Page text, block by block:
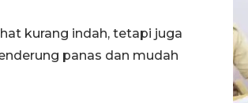
kurang indah, tetapi juga
panas dan mudah